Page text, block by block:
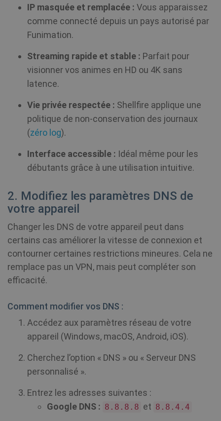
IP masquée et remplacée : Vous apparaissez
comme connecté depuis un pays autorisé par
Funimation.
Streaming rapide et stable : Parfait pour
visionner vos animes en HD ou 4K sans
latence.
Vie privée respectée : Shellfire applique une
politique de non-conservation des journaux
(zéro log).
Interface accessible : Idéal même pour les
débutants grâce à une utilisation intuitive.
2. Modifiez les paramètres DNS de
votre appareil
Changer les DNS de votre appareil peut dans
certains cas améliorer la vitesse de connexion et
contourner certaines restrictions mineures. Cela ne
remplace pas un VPN, mais peut compléter son
efficacité.
Comment modifier vos DNS :
Accédez aux paramètres réseau de votre
appareil (Windows, macOS, Android, iOS).
Cherchez l’option « DNS » ou « Serveur DNS
personnalisé ».
Entrez les adresses suivantes :
Google DNS : 8.8.8.8 et 8.8.4.4